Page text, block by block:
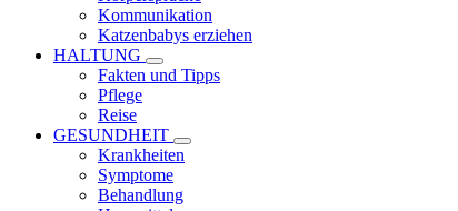
Kommunikation
Katzenbabys erziehen
HALTUNG
Fakten und Tipps
Pflege
Reise
GESUNDHEIT
Krankheiten
Symptome
Behandlung